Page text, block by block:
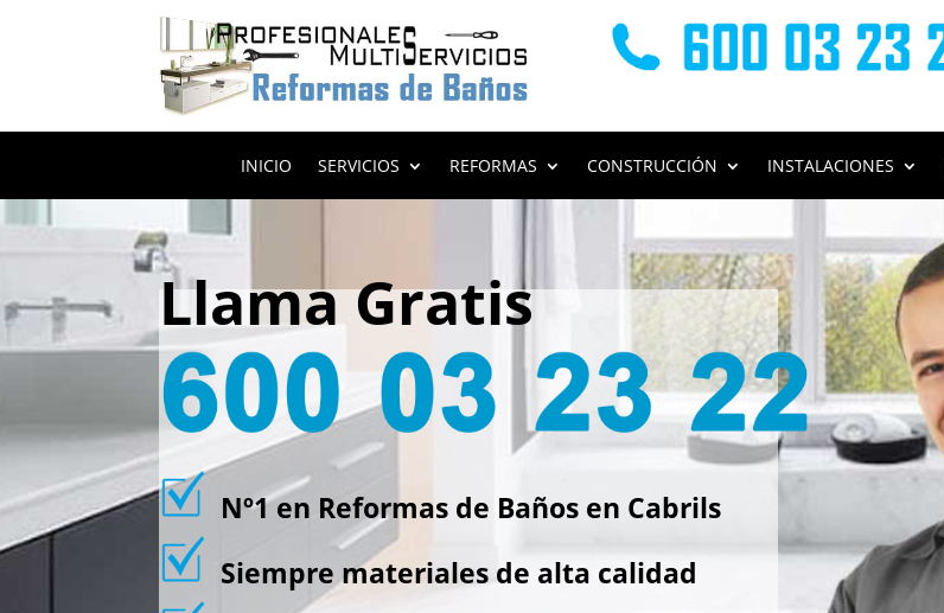
INICIO SERVICIOS REFORMAS CONSTRUCCIÓN INSTALACIONES
Llama Gratis
Nº1 en Reformas de Baños en Cabrils
Siempre materiales de alta calidad